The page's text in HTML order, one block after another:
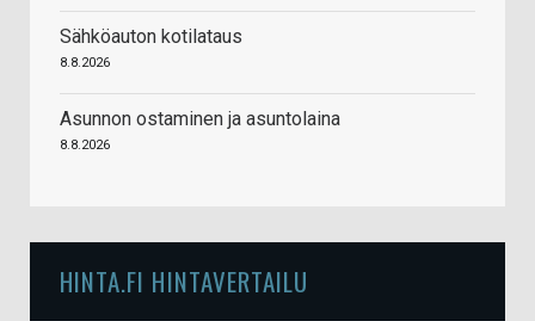
Sähköauton kotilataus
8.8.2026
Asunnon ostaminen ja asuntolaina
8.8.2026
HINTA.FI HINTAVERTAILU